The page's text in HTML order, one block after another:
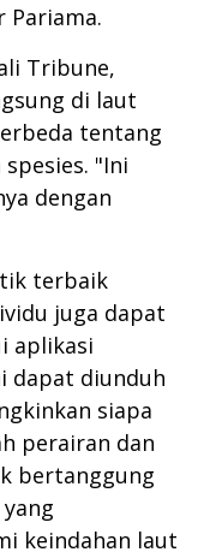
Pariama.
Tribune,
di laut
tentang
"Ini
dengan
terbaik
juga dapat
aplikasi
dapat diunduh
siapa
perairan dan
bertanggung
keindahan laut